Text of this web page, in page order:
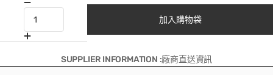
加入購物袋
SUPPLIER INFORMATION :廠商直送資訊